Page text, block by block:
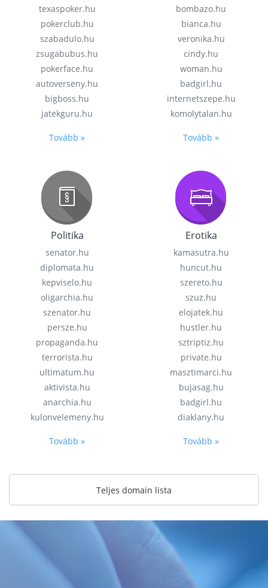
texaspoker.hu
pokerclub.hu
szabadulo.hu
zsugabubus.hu
pokerface.hu
autoverseny.hu
bigboss.hu
jatekguru.hu
Tovább »
bombazo.hu
bianca.hu
veronika.hu
cindy.hu
woman.hu
badgirl.hu
internetszepe.hu
komolytalan.hu
Tovább »
Politika
senator.hu
diplomata.hu
kepviselo.hu
oligarchia.hu
szenator.hu
persze.hu
propaganda.hu
terrorista.hu
ultimatum.hu
aktivista.hu
anarchia.hu
kulonvelemeny.hu
Tovább »
Erotika
kamasutra.hu
huncut.hu
szereto.hu
szuz.hu
elojatek.hu
hustler.hu
sztriptiz.hu
private.hu
masztimarci.hu
bujasag.hu
badgirl.hu
diaklany.hu
Tovább »
Teljes domain lista